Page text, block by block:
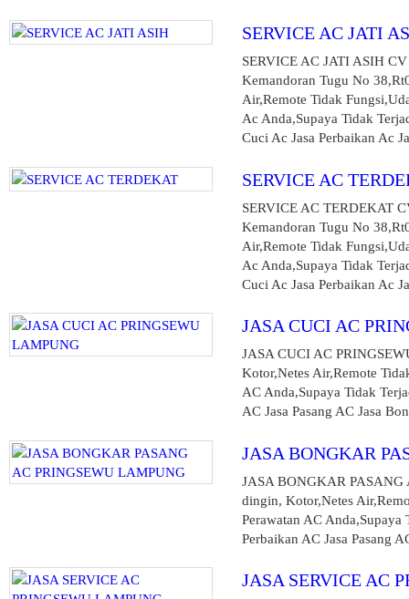
SERVICE AC JATI
SERVICE AC JATI ASIH
Kemandoran Tugu No
Air,Remote Tidak
Ac Anda,Supaya Tidak
Cuci Ac Jasa Perbaikan Ac
SERVICE AC
SERVICE AC TERDEKAT
Kemandoran Tugu No
Air,Remote Tidak
Ac Anda,Supaya Tidak
Cuci Ac Jasa Perbaikan Ac
JASA CUCI AC
JASA CUCI AC
Kotor,Netes Air,Remote
AC Anda,Supaya Tidak
AC Jasa Pasang AC Jasa
JASA BONGKAR
JASA BONGKAR PASANG
dingin, Kotor,Netes
Perawatan AC Anda,Supaya
Perbaikan AC Jasa Pasang
JASA SERVICE AC